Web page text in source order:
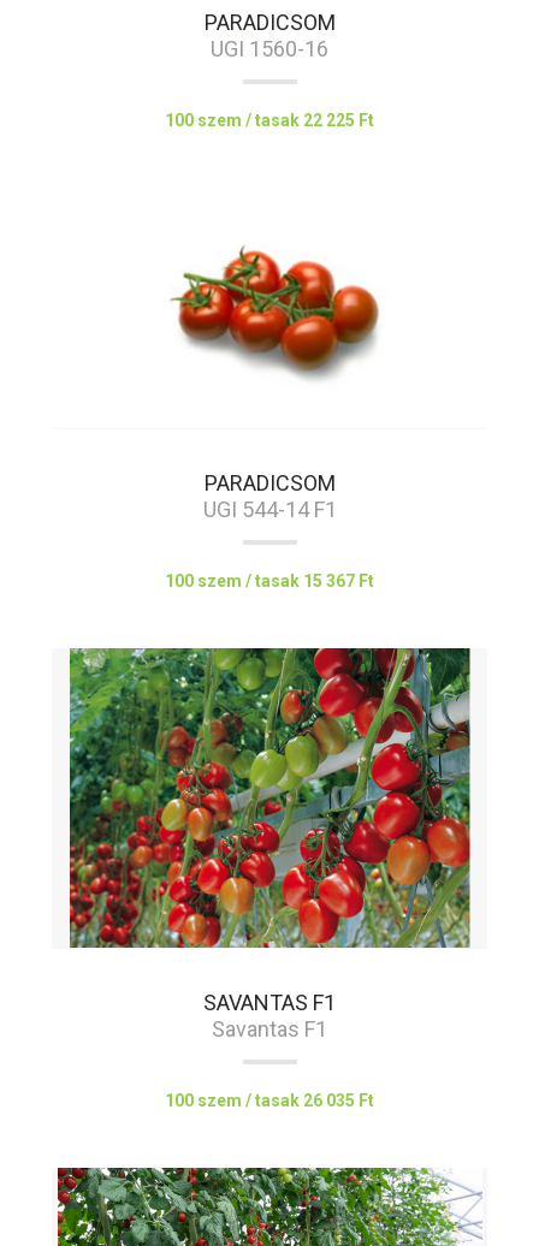
PARADICSOM
UGI 1560-16
100 szem / tasak 22 225 Ft
PARADICSOM
UGI 544-14 F1
100 szem / tasak 15 367 Ft
SAVANTAS F1
Savantas F1
100 szem / tasak 26 035 Ft